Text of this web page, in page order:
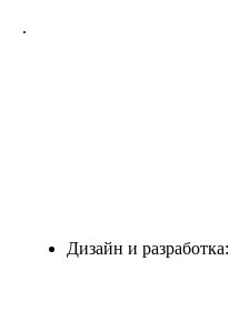
.
Дизайн и разработка: